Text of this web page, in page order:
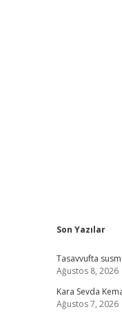
Son Yazılar
Tasavvufta
Ağustos 8, 2026
Kara Sevda
Ağustos 7, 2026